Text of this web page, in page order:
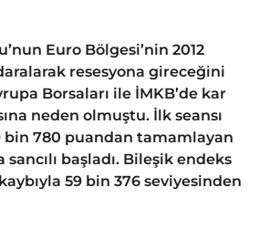
a
g
o
Euro Bölgesi’nin 2012
resesyona gireceğini
Borsaları ile İMKB’de kar
neden olmuştu. İlk seansı
bin 780 puandan tamamlayan
başladı. Bileşik endeks
59 bin 376 seviyesinden